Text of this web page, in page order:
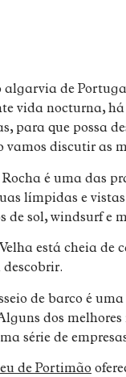
de
vida nocturna,
para que possa
discutir as
é uma das
límpidas e
de sol, windsurf e
está cheia de
descobrir.
de barco é
dos
série de
de Portimão